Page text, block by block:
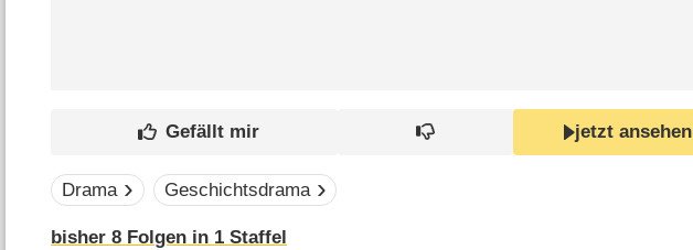
jetzt ansehen
Drama Geschichtsdrama
bisher8 Folgen in 1 Staffel